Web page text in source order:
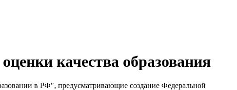
качества образования
в РФ", предусматривающие создание Федеральной